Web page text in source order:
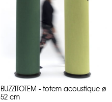
BUZZITOTEM - totem acoustique ø
52 cm